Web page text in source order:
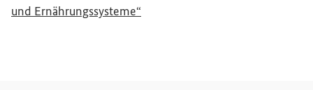
und Ernährungssysteme“